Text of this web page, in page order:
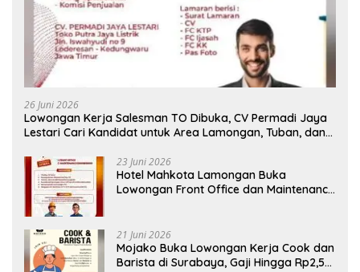
26 Juni 2026
Lowongan Kerja Salesman TO Dibuka, CV Permadi Jaya
Lestari Cari Kandidat untuk Area Lamongan, Tuban, dan
23 Juni 2026
Hotel Mahkota Lamongan Buka
Lowongan Front Office dan Maintenance
21 Juni 2026
Mojako Buka Lowongan Kerja Cook dan
Barista di Surabaya, Gaji Hingga Rp2,5